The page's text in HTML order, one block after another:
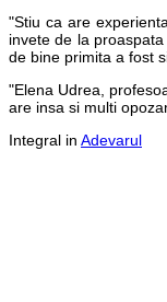
"Stiu ca are
invete de la
de bine primita a fost
"Elena Udrea,
are insa si multi
Integral in Adevarul